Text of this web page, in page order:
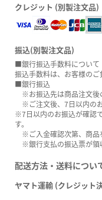
クレジット (別製注文品)
振込(別製注文品)
■銀行振込手数料について
振込手数料は、お客様のご
■銀行振込
※お振込先は商品注文後
※ご注文後、7日以内のお
※7日以内のお振込が確認
す。
※ご入金確認次第、商品
※銀行支払の振込票が領
配送方法・送料につい
ヤマト運輸 (クレジット